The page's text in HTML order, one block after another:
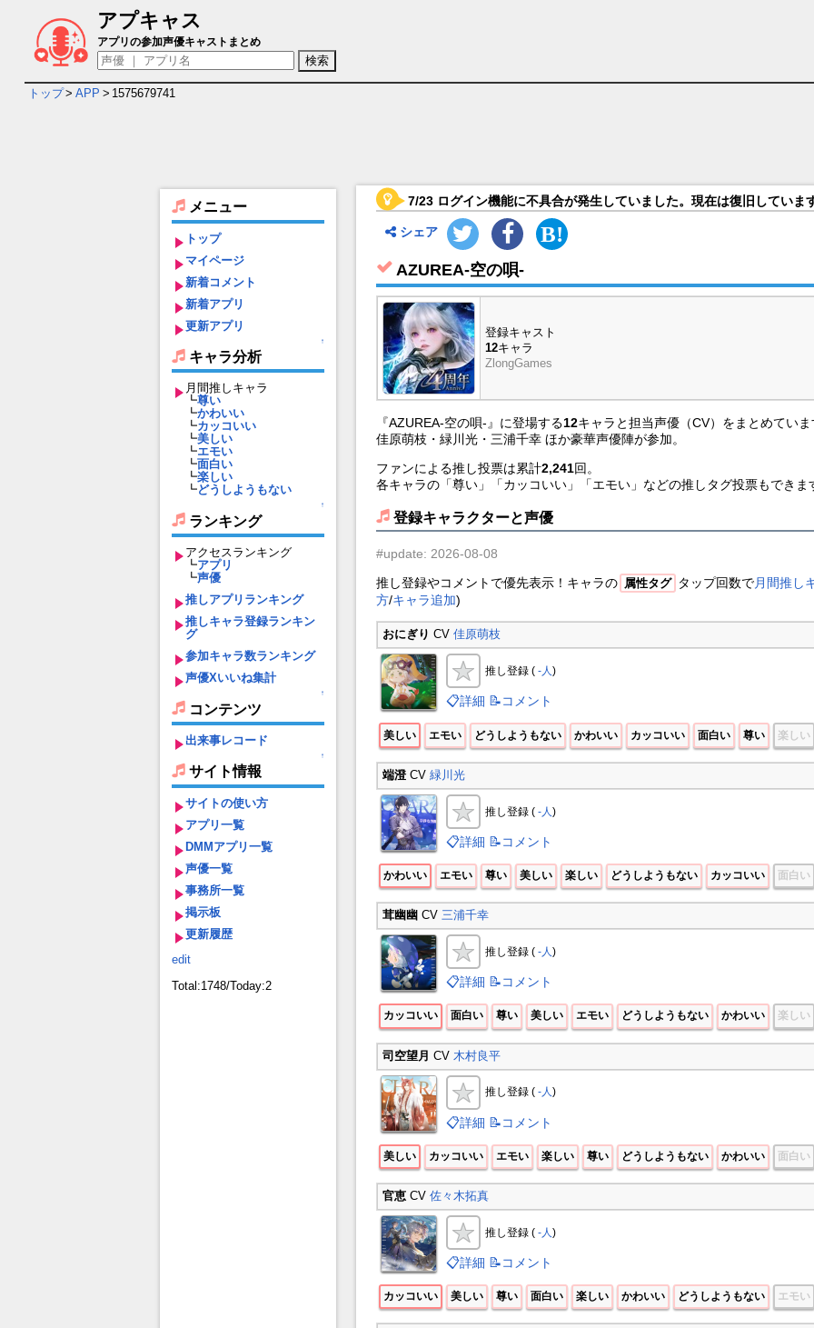
アプキャス
AZUREA-空の唄- キャラ＆声優（CV）一覧
アプリの参加声優キャストまとめ
トップ> APP > 1575679741
メニュー
トップ
マイページ
新着コメント
新着アプリ
更新アプリ
↑
キャラ分析
月間推しキャラ
┗尊い
┗かわいい
┗カッコいい
┗美しい
┗エモい
┗面白い
┗楽しい
┗どうしようもない
↑
ランキング
アクセスランキング
┗アプリ
┗声優
推しアプリランキング
推しキャラ登録ランキン
グ
参加キャラ数ランキング
声優Xいいね集計
↑
コンテンツ
出来事レコード
↑
サイト情報
サイトの使い方
アプリ一覧
DMMアプリ一覧
声優一覧
事務所一覧
掲示板
更新履歴
edit
Total:1748/Today:2
7/23 ログイン機能に不具合が発生していました。現在は復旧していま
シェア
AZUREA-空の唄-
登録キャスト
12キャラ
ZlongGames
『AZUREA-空の唄-』に登場する12キャラと担当声優（CV）をまとめていま
佳原萌枝・緑川光・三浦千幸 ほか豪華声優陣が参加。
ファンによる推し投票は累計2,241回。
各キャラの「尊い」「カッコいい」「エモい」などの推しタグ投票もできま
登録キャラクターと声優
#update: 2026-08-08
推し登録やコメントで優先表示！キャラの 属性タグ タップ回数で月間推し
方/キャラ追加)
おにぎり CV 佳原萌枝
推し登録 ( -人)
📋詳細 📝コメント
美しい エモい どうしようもない かわいい カッコいい 面白い 尊い 楽しい
端澄CV 緑川光
推し登録 ( -人 )
📋詳細 📝コメント
かわいい エモい 尊い 美しい 楽しい どうしようもない カッコいい 面白い
茸幽幽 CV 三浦千幸
推し登録 ( -人)
📋詳細 📝コメント
カッコいい 面白い 尊い 美しい エモい どうしようもない かわいい 楽しい
司空望月 CV 木村良平
推し登録 ( -人)
📋詳細 📝コメント
美しい カッコいい エモい 楽しい 尊い どうしようもない かわいい 面白い
官恵CV 佐々木拓真
推し登録 ( -人 )
📋詳細 📝コメント
カッコいい 美しい 尊い 面白い 楽しい かわいい どうしようもない エモい